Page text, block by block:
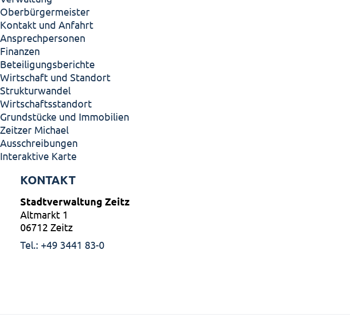
Oberbürgermeister
Kontakt und Anfahrt
Ansprechpersonen
Finanzen
Beteiligungsberichte
Wirtschaft und Standort
Strukturwandel
Wirtschaftsstandort
Grundstücke und Immobilien
Zeitzer Michael
Ausschreibungen
Interaktive Karte
KONTAKT
Stadtverwaltung Zeitz
Altmarkt 1
06712 Zeitz
Tel.: +49 3441 83-0